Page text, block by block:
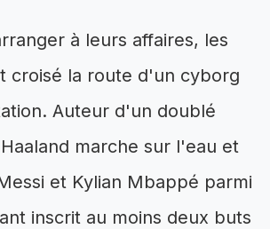
à leurs affaires, les
croisé la route d'un cyborg
Auteur d'un doublé
marche sur l'eau et
et Kylian Mbappé parmi
inscrit au moins deux buts